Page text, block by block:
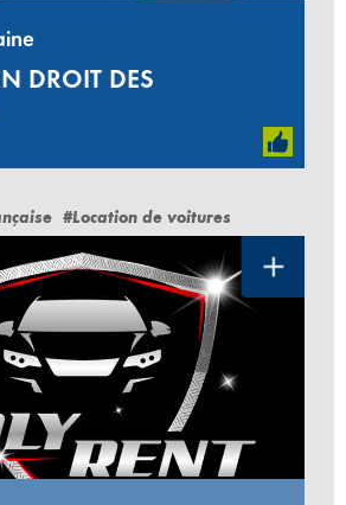
DROIT DES
#Location de voitures